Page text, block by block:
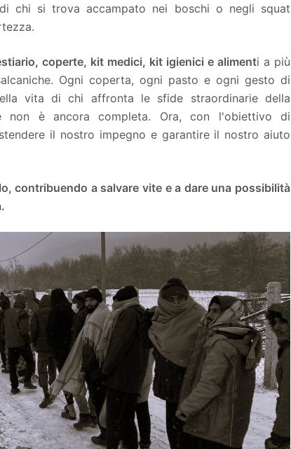
chi si trova accampato nei boschi o negli squat
coperte, kit medici, kit igienici e alimenti a più
Ogni coperta, ogni pasto e ogni gesto di
vita di chi affronta le sfide straordinarie della
non è ancora completa. Ora, con l'obiettivo di
il nostro impegno e garantire il nostro aiuto
contribuendo a salvare vite e a dare una possibilità